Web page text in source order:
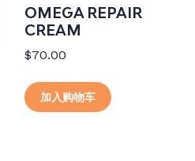
OMEGA REPAIR
CREAM
$70.00
加入购物车